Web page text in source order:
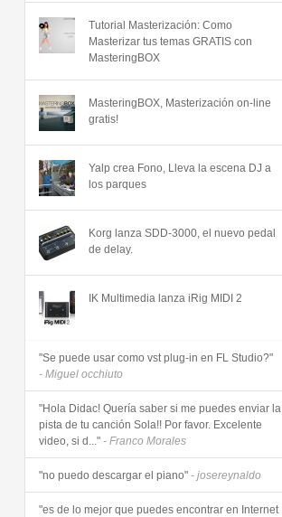
Tutorial Masterización: Como
Masterizar tus temas GRATIS con
MasteringBOX
MasteringBOX, Masterización on-line
gratis!
Yalp crea Fono, Lleva la escena DJ a
los parques
Korg lanza SDD-3000, el nuevo pedal
de delay.
IK Multimedia lanza iRig MIDI 2
"Se puede usar como vst plug-in en FL Studio?"
- Miguel occhiuto
"Hola Didac! Quería saber si me puedes enviar la
pista de tu canción Sola!! Por favor. Excelente
video, si d..." - Franco Morales
"no puedo descargar el piano" - josereynaldo
"es de lo mejor que puedes encontrar en Internet